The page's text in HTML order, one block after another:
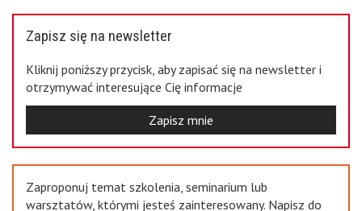
Zapisz się na newsletter
Kliknij poniższy przycisk, aby zapisać się na newsletter i
otrzymywać interesujące Cię informacje
Zapisz mnie
Zaproponuj temat szkolenia, seminarium lub
warsztatów, którymi jesteś zainteresowany. Napisz do